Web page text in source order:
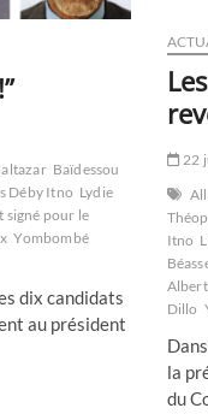
Baïdessou
Déby Itno Lydie
signé pour le
Yombombé
dix candidats
au président
22
Itno
Albert
Dillo
la
du